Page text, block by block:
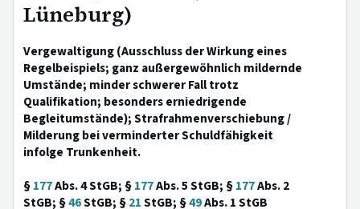
Lüneburg)
Vergewaltigung (Ausschluss der Wirkung eines
Regelbeispiels; ganz außergewöhnlich mildernde
Umstände; minder schwerer Fall trotz
Qualifikation; besonders erniedrigende
Begleitumstände); Strafrahmenverschiebung /
Milderung bei verminderter Schuldfähigkeit
infolge Trunkenheit.
§177Abs. 4 StGB; §177Abs. 5 StGB; §177Abs. 2
StGB; §46StGB; §21StGB; §49Abs. 1 StGB